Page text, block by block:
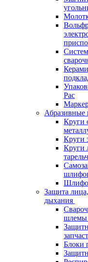
Pac
Абразивные
Круги
Круги
Круги
Защита
дыхания
шлемы
Блоки